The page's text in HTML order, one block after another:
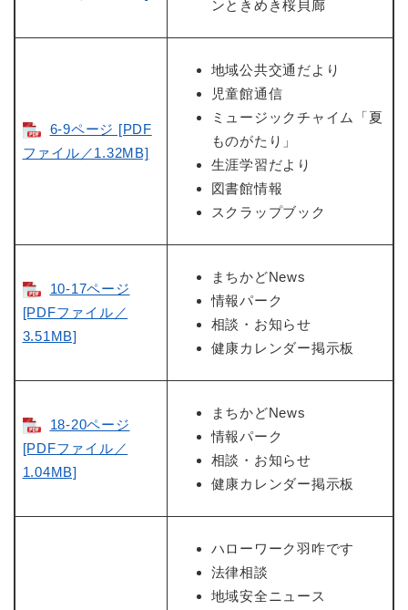
ンときめき桜貝廊
6-9ページ [PDF
ファイル／1.32MB]
地域公共交通だより
児童館通信
ミュージックチャイム「夏
ものがたり」
生涯学習だより
図書館情報
スクラップブック
10-17ページ
[PDFファイル／
3.51MB]
まちかどNews
情報パーク
相談・お知らせ
健康カレンダー掲示板
18-20ページ
[PDFファイル／
1.04MB]
まちかどNews
情報パーク
相談・お知らせ
健康カレンダー掲示板
ハローワーク羽咋です
法律相談
地域安全ニュース